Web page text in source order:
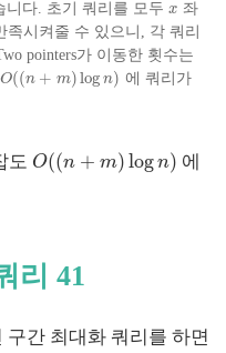
니다. 초기 쿼리를 모두 x 좌
시켜줄 수 있으니, 각 쿼리
pointers가 이동한 횟수는
O((n + m)log n) 에 쿼리가
도 O((n + m)logn) 에
리 41
구간 최대화 쿼리를 하면